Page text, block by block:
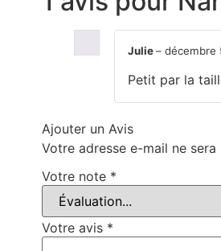
Julie– décembre
Petit par la
Ajouter un Avis
Votre adresse e-mail ne sera
Votre note *
Votre avis *